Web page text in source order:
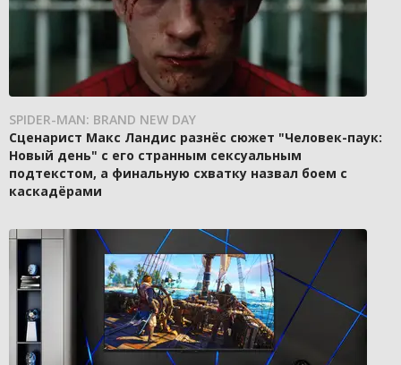
SPIDER-MAN: BRAND NEW DAY
Сценарист Макс Ландис разнёс сюжет "Человек-паук:
Новый день" с его странным сексуальным
подтекстом, а финальную схватку назвал боем с
каскадёрами